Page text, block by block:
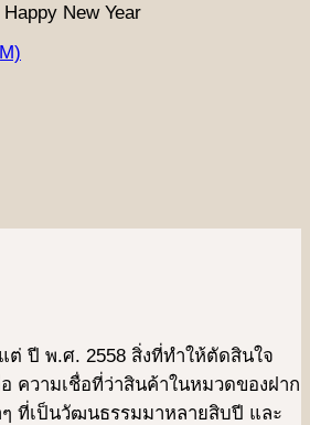
New Year
ต่ ปี พ.ศ. 2558 สิ่งที่ทำให้ตัดสินใจ
ความเชื่อที่ว่าสินค้าในหมวดของฝาก
ๆ ที่เป็นวัฒนธรรมมาหลายสิบปี และ